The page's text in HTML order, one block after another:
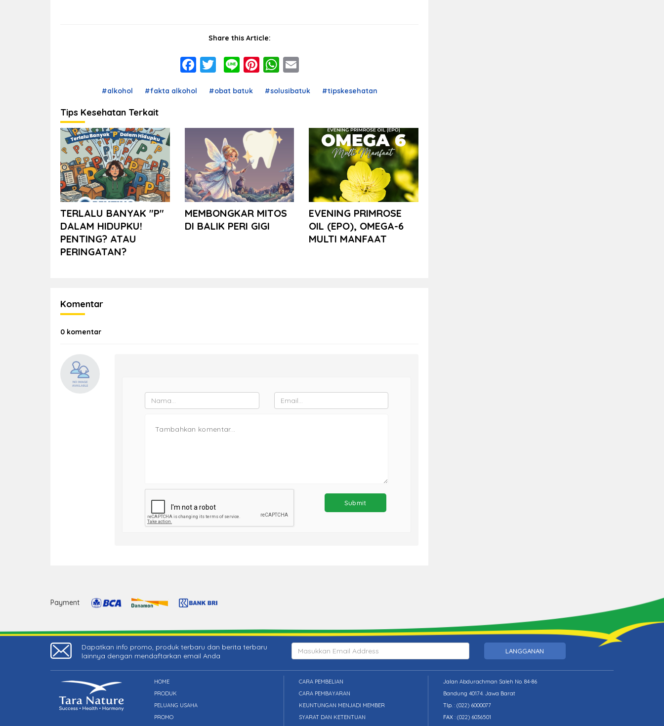
Share this Article:
Facebook
Twitter
LinePinterest
WhatsApp
Email
#alkohol #fakta alkohol #obat batuk #solusibatuk #tipskesehatan
Tips Kesehatan Terkait
TERLALU BANYAK "P"
DALAM HIDUPKU!
PENTING? ATAU
PERINGATAN?
MEMBONGKAR MITOS
DI BALIK PERI GIGI
EVENING PRIMROSE
OIL (EPO), OMEGA-6
MULTI MANFAAT
Komentar
0 komentar
Payment
Dapatkan info promo, produk terbaru dan berita terbaru
lainnya dengan mendaftarkan email Anda
LANGGANAN
HOME
PRODUK
PELUANG USAHA
PROMO
CARA PEMBELIAN
CARA PEMBAYARAN
KEUNTUNGAN MENJADI MEMBER
SYARAT DAN KETENTUAN
Jalan Abdurachman Saleh No. 84-86
Bandung 40174. Jawa Barat
Tlp. : (022) 6000077
FAX : (022) 6036501